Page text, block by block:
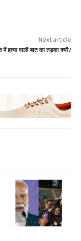
Next article
में हत्या वाली बात का तड़का क्यों?